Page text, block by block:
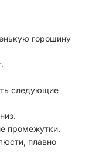
горошину
следующие
промежутки.
плавно